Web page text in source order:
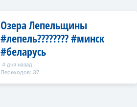
Озера Лепельщины
#лепель???????? #минск
#беларусь
4 дня назад
Переходов: 37